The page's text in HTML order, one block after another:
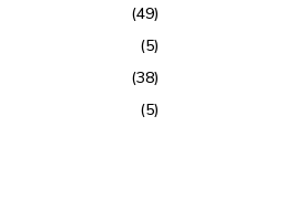
(49)
(5)
(38)
(5)